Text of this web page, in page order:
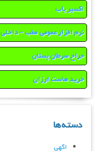
اکسیر یاب
نرم افزار عمومی مطب – داخلی
جراح سرطان پستان
خرید هاست ارزان
دسته‌ها
اگهی